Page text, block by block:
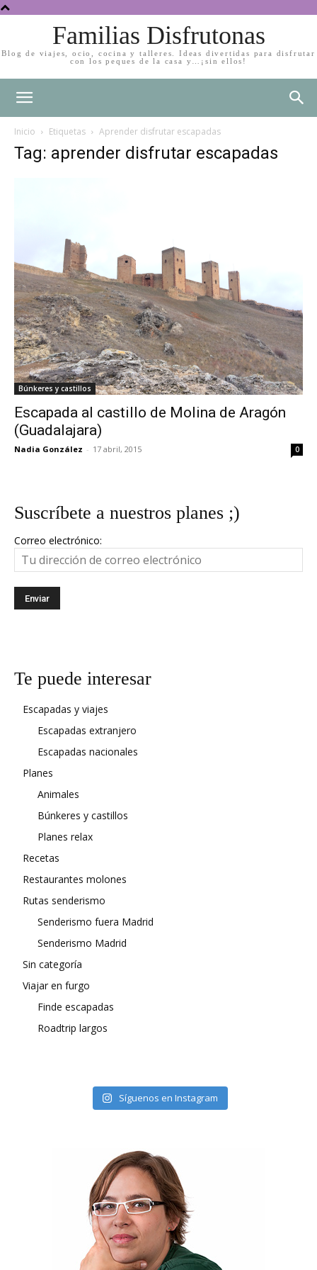
Familias Disfrutonas
Blog de viajes, ocio, cocina y talleres. Ideas divertidas para disfrutar
con los peques de la casa y…¡sin ellos!
Inicio Etiquetas Aprender disfrutar escapadas
Tag: aprender disfrutar escapadas
Búnkeres y castillos
Escapada al castillo de Molina de Aragón
(Guadalajara)
Nadia González - 17 abril, 2015 0
Suscríbete a nuestros planes ;)
Correo electrónico:
Te puede interesar
Escapadas y viajes
Escapadas extranjero
Escapadas nacionales
Planes
Animales
Búnkeres y castillos
Planes relax
Recetas
Restaurantes molones
Rutas senderismo
Senderismo fuera Madrid
Senderismo Madrid
Sin categoría
Viajar en furgo
Finde escapadas
Roadtrip largos
Síguenos en Instagram